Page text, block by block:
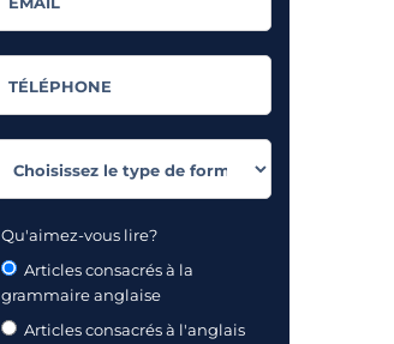
Qu'aimez-vous lire?
Articles consacrés à la
grammaire anglaise
Articles consacrés à l'anglais